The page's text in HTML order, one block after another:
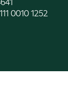
0010 1252